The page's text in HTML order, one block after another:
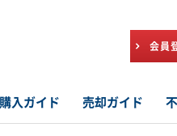
会員
購入ガイド 売却ガイド